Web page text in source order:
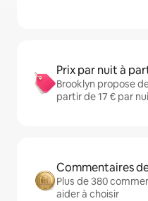
Prix par nuit à
Brooklyn propose
partir de 17 € par
Commentaires
Plus de 380
aider à choisir